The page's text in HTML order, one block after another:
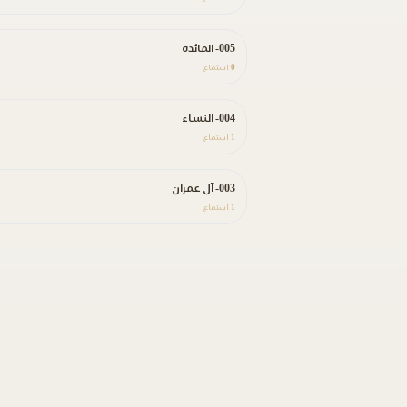
005- المائدة
0 استماع
004- النساء
1 استماع
003- آل عمران
1 استماع